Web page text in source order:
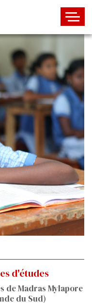
d'études
de Madras Mylapore
du Sud)